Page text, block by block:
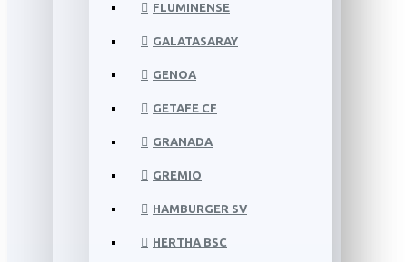
FLUMINENSE
GALATASARAY
GENOA
GETAFE CF
GRANADA
GREMIO
HAMBURGER SV
HERTHA BSC